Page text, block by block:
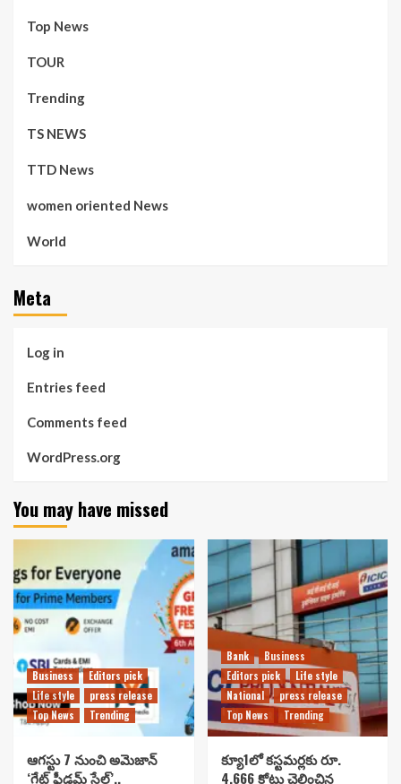
Top News
TOUR
Trending
TS NEWS
TTD News
women oriented News
World
Meta
Log in
Entries feed
Comments feed
WordPress.org
You may have missed
Business
Editors pick
Life style
press release
Top News
Trending
ఆగస్టు 7 నుంచి అమెజాన్
‘గ్రేట్ ఫ్రీడమ్ సేల్’..
Bank
Business
Editors pick
Life style
National
press release
Top News
Trending
క్యూ1లో కస్టమర్లకు రూ.
4,666 కోట్లు చెల్లించిన